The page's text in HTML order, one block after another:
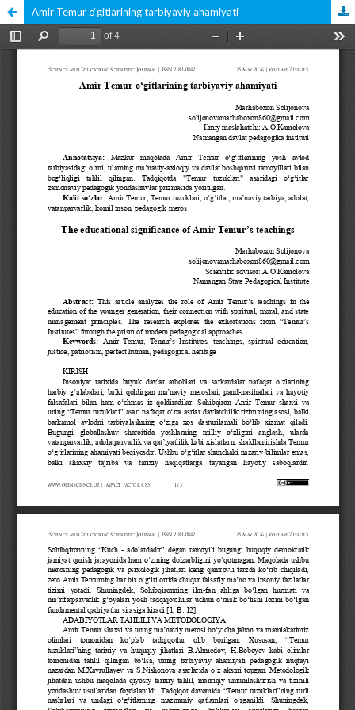
Amir Temur o‘gitlarining tarbiyaviy ahamiyati